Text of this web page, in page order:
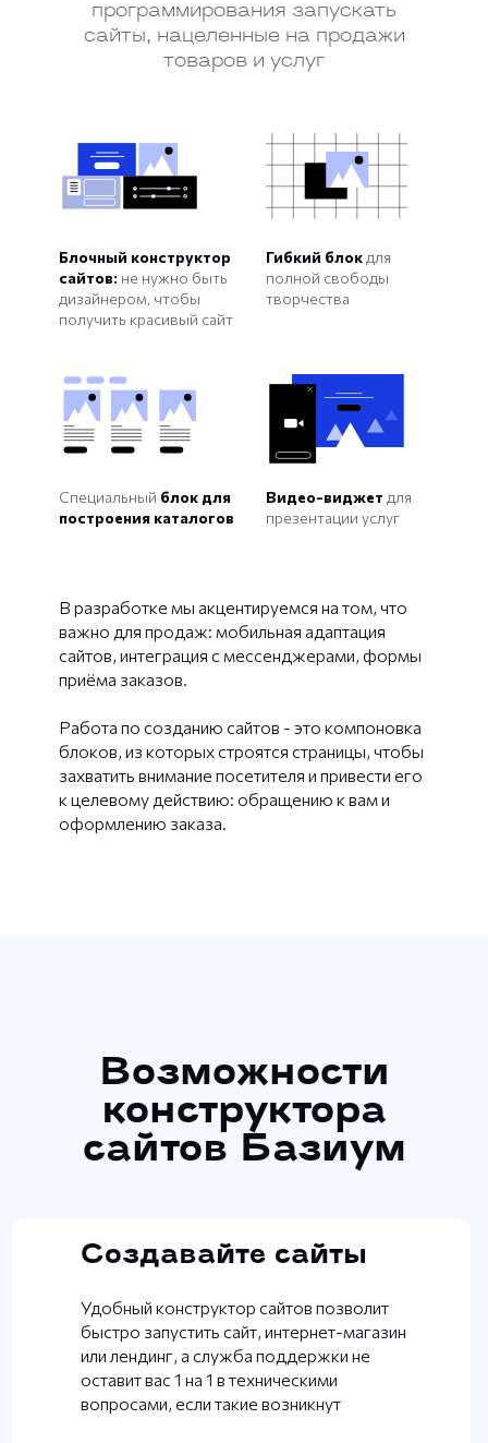
программирования запускать
сайты, нацеленные на продажи
товаров и услуг
Блочный конструктор
сайтов: не нужно быть
дизайнером, чтобы
получить красивый сайт
Гибкий блок для
полной свободы
творчества
Специальный блок для
построения каталогов
Видео-виджет для
презентации услуг
В разработке мы акцентируемся на том, что
важно для продаж: мобильная адаптация
сайтов, интеграция с мессенджерами, формы
приёма заказов.
Работа по созданию сайтов - это компоновка
блоков, из которых строятся страницы, чтобы
захватить внимание посетителя и привести его
к целевому действию: обращению к вам и
оформлению заказа.
Возможности
конструктора
сайтов Базиум
Создавайте сайты
Удобный конструктор сайтов позволит
быстро запустить сайт, интернет-магазин
или лендинг, а служба поддержки не
оставит вас 1 на 1 в техническими
вопросами, если такие возникнут